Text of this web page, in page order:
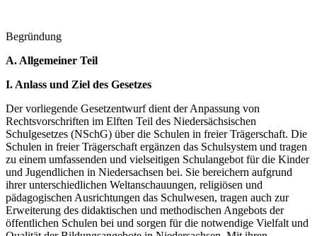
Begründung
A. Allgemeiner Teil
I. Anlass und Ziel des Gesetzes
Der vorliegende Gesetzentwurf dient der Anpassung von
Rechtsvorschriften im Elften Teil des Niedersächsischen
Schulgesetzes (NSchG) über die Schulen in freier Trägerschaft. Die
Schulen in freier Trägerschaft ergänzen das Schulsystem und tragen
zu einem umfassenden und vielseitigen Schulangebot für die Kinder
und Jugendlichen in Niedersachsen bei. Sie bereichern aufgrund
ihrer unterschiedlichen Weltanschauungen, religiösen und
pädagogischen Ausrichtungen das Schulwesen, tragen auch zur
Erweiterung des didaktischen und methodischen Angebots der
öffentlichen Schulen bei und sorgen für die notwendige Vielfalt und